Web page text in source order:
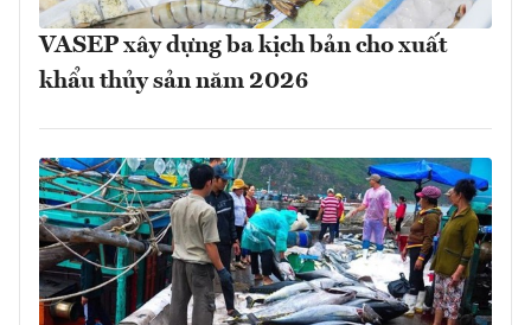
VASEP xây dựng ba kịch bản cho xuất
khẩu thủy sản năm 2026